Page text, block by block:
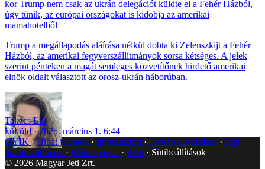
Trump nem csak az ukrán delegációt küldte el a Fehér Házból,
úgy tűnik, az európai országokat is kidobja az amerikai
mamahotelből
Trump a megállapodás aláírása nélkül dobta ki Zelenszkijt a Fehér
Házból, az amerikai fegyverszállítmányok sorsa kétséges. A jelek
szerint pénteken a magát semleges közvetítőnek hirdető amerikai
elnök oldalt választott az orosz-ukrán háborúban.
Takács Lili
külföld
2025. március 1. 6:44
GYIK Hibát jelentek Impresszum Javítások kezelése
Jogi
dokumentumok
Médiaajánlat RSS
Sütibeállítások
© 2026 Magyar Jeti Zrt.